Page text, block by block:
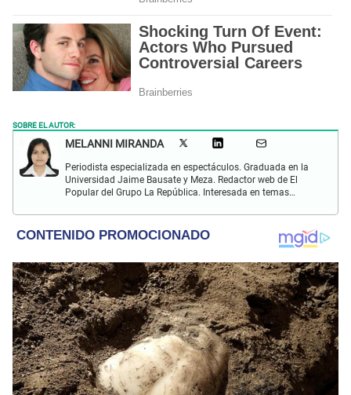
SOBRE EL AUTOR:
MELANNI MIRANDA
Periodista especializada en espectáculos. Graduada en la
Universidad Jaime Bausate y Meza. Redactor web de El
Popular del Grupo La República. Interesada en temas
series y deporte. Gusto por la locución y el baile.